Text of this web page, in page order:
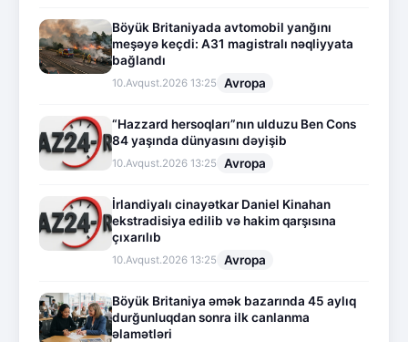
Böyük Britaniyada avtomobil yanğını
meşəyə keçdi: A31 magistralı nəqliyyata
bağlandı
10.Avqust.2026 13:25 Avropa
“Hazzard hersoqları”nın ulduzu Ben Cons
84 yaşında dünyasını dəyişib
10.Avqust.2026 13:25 Avropa
İrlandiyalı cinayətkar Daniel Kinahan
ekstradisiya edilib və hakim qarşısına
çıxarılıb
10.Avqust.2026 13:25 Avropa
Böyük Britaniya əmək bazarında 45 aylıq
durğunluqdan sonra ilk canlanma
əlamətləri